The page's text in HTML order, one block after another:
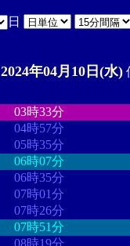
日
2024年04月10日(水)
03時33分
04時57分
05時35分
06時07分
06時35分
07時01分
07時26分
07時51分
08時19分